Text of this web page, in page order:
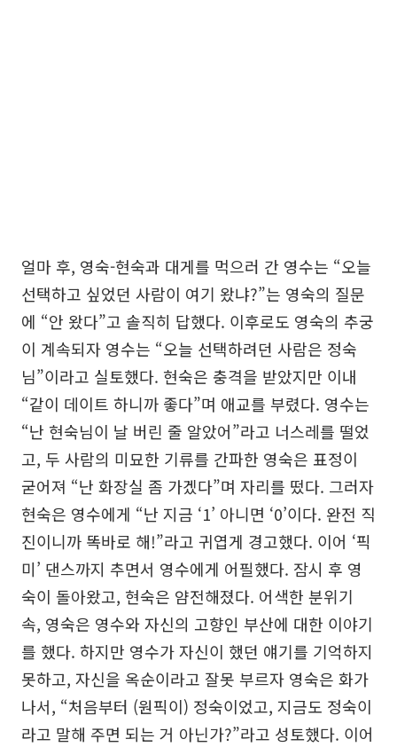
얼마 후, 영숙-현숙과 대게를 먹으러 간 영수는 “오늘
선택하고 싶었던 사람이 여기 왔냐?”는 영숙의 질문
에 “안 왔다”고 솔직히 답했다. 이후로도 영숙의 추궁
이 계속되자 영수는 “오늘 선택하려던 사람은 정숙
님”이라고 실토했다. 현숙은 충격을 받았지만 이내
“같이 데이트 하니까 좋다”며 애교를 부렸다. 영수는
“난 현숙님이 날 버린 줄 알았어”라고 너스레를 떨었
고, 두 사람의 미묘한 기류를 간파한 영숙은 표정이
굳어져 “난 화장실 좀 가겠다”며 자리를 떴다. 그러자
현숙은 영수에게 “난 지금 ‘1’ 아니면 ‘0’이다. 완전 직
진이니까 똑바로 해!”라고 귀엽게 경고했다. 이어 ‘픽
미’ 댄스까지 추면서 영수에게 어필했다. 잠시 후 영
숙이 돌아왔고, 현숙은 얌전해졌다. 어색한 분위기
속, 영숙은 영수와 자신의 고향인 부산에 대한 이야기
를 했다. 하지만 영수가 자신이 했던 얘기를 기억하지
못하고, 자신을 옥순이라고 잘못 부르자 영숙은 화가
나서, “처음부터 (원픽이) 정숙이었고, 지금도 정숙이
라고 말해 주면 되는 거 아닌가?”라고 성토했다. 이어